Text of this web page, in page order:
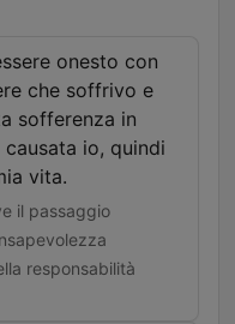
onesto con
che soffrivo e
sofferenza in
io, quindi
vita.
il passaggio
responsabilità